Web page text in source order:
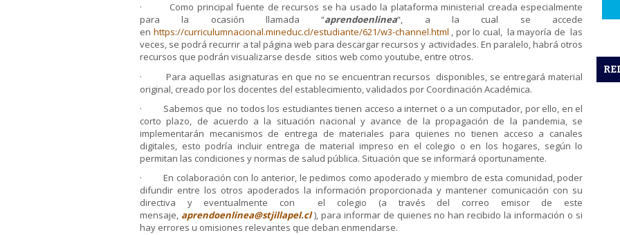
· Como principal fuente de recursos se ha usado la plataforma ministerial creada especialmente
para la ocasión llamada “aprendoenlinea“, a la cual se accede
en https://curriculumnacional.mineduc.cl/estudiante/621/w3-channel.html , por lo cual, la mayoría de las
veces, se podrá recurrir a tal página web para descargar recursos y actividades. En paralelo, habrá otros
recursos que podrán visualizarse desde sitios web como youtube, entre otros.
· Para aquellas asignaturas en que no se encuentran recursos disponibles, se entregará material
original, creado por los docentes del establecimiento, validados por Coordinación Académica.
· Sabemos que no todos los estudiantes tienen acceso a internet o a un computador, por ello, en el
corto plazo, de acuerdo a la situación nacional y avance de la propagación de la pandemia, se
implementarán mecanismos de entrega de materiales para quienes no tienen acceso a canales
digitales, esto podría incluir entrega de material impreso en el colegio o en los hogares, según lo
permitan las condiciones y normas de salud pública. Situación que se informará oportunamente.
· En colaboración con lo anterior, le pedimos como apoderado y miembro de esta comunidad, poder
difundir entre los otros apoderados la información proporcionada y mantener comunicación con su
directiva y eventualmente con el colegio (a través del correo emisor de este
mensaje, aprendoenlinea@stjillapel.cl ), para informar de quienes no han recibido la información o si
hay errores u omisiones relevantes que deban enmendarse.